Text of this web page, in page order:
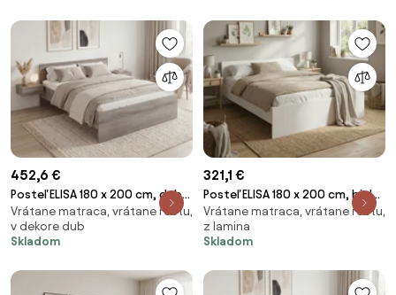
452,6 €
Posteľ ELISA 180 x 200 cm, dub
lanýž Rošt: S lamelovým
roštom, Matrac: Matrac
COCO MAXI 20 cm
Vrátane matraca, vrátane roštu,
v dekore dub
Skladom
321,1 €
Posteľ ELISA 180 x 200 cm, biela
Rošt: S lamelovým roštom,
Matrac: Matrac DELUXE 10 cm
Vrátane matraca, vrátane roštu,
z lamina
Skladom